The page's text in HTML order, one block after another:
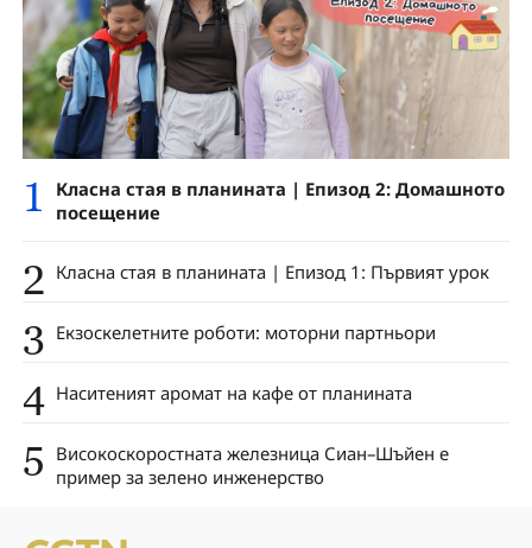
1
Класна стая в планината | Епизод 2: Домашното
посещение
2 Класна стая в планината | Епизод 1: Първият урок
3 Екзоскелетните роботи: моторни партньори
4 Наситеният аромат на кафе от планината
5 Високоскоростната железница Сиан–Шъйен е
пример за зелено инженерство